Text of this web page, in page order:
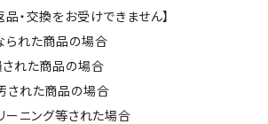
・交換をお受けできません】
られた商品の場合
された商品の場合
された商品の場合
ーニング等された場合